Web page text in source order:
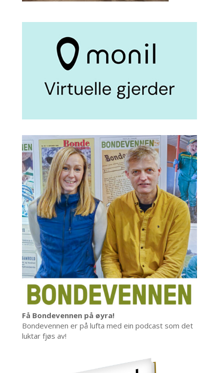
Få Bondevennen på øyra!
Bondevennen er på lufta med ein podcast som det
luktar fjøs av!